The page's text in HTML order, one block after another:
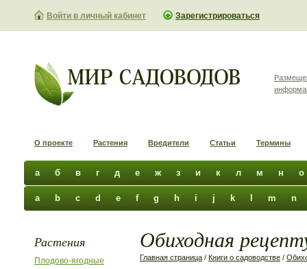
Войти в личный кабинет Зарегистрироваться
О проекте Растения Вредители Статьи Термины
а б в г д е ж з и к л м н о
a b c d e f g h i j k m n
Растения
Плодово-ягодные
Обиходная
Главная страница / Книги о садоводстве /